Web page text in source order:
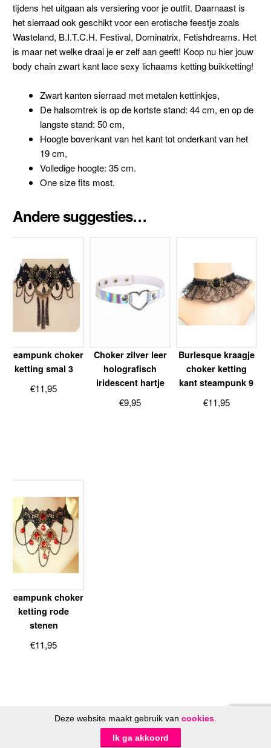
tijdens het uitgaan als versiering voor je outfit. Daarnaast is
het sierraad ook geschikt voor een erotische feestje zoals
Wasteland, B.I.T.C.H. Festival, Dominatrix, Fetishdreams. Het
is maar net welke draai je er zelf aan geeft! Koop nu hier jouw
body chain zwart kant lace sexy lichaams ketting buikketting!
Zwart kanten sierraad met metalen kettinkjes,
De halsomtrek is op de kortste stand: 44 cm, en op de
langste stand: 50 cm,
Hoogte bovenkant van het kant tot onderkant van het
19 cm,
Volledige hoogte: 35 cm.
One size fits most.
Andere suggesties…
Steampunk choker
ketting smal 3
€11,95
Choker zilver leer
holografisch
iridescent hartje
€9,95
Burlesque kraagje
choker ketting
kant steampunk 9
€11,95
Steampunk choker
ketting rode
stenen
€11,95
© FeestinjeBeest.nl 2014 - 2026
Deze website maakt gebruik van cookies
Ik ga akkoord